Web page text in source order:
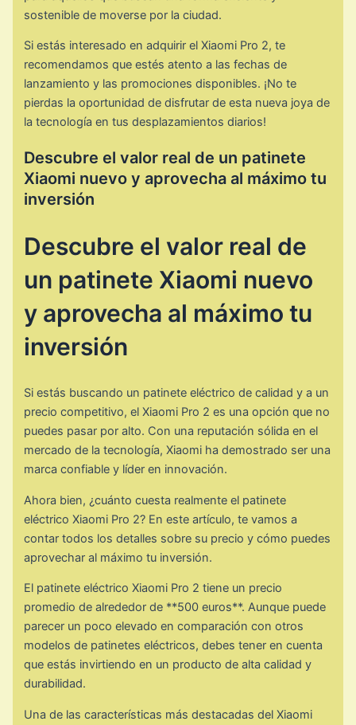
sostenible de moverse por la ciudad.
Si estás interesado en adquirir el Xiaomi Pro 2, te
recomendamos que estés atento a las fechas de
lanzamiento y las promociones disponibles. ¡No te
pierdas la oportunidad de disfrutar de esta nueva joya de
la tecnología en tus desplazamientos diarios!
Descubre el valor real de un patinete
Xiaomi nuevo y aprovecha al máximo tu
inversión
Descubre el valor real de
un patinete Xiaomi nuevo
y aprovecha al máximo tu
inversión
Si estás buscando un patinete eléctrico de calidad y a un
precio competitivo, el Xiaomi Pro 2 es una opción que no
puedes pasar por alto. Con una reputación sólida en el
mercado de la tecnología, Xiaomi ha demostrado ser una
marca confiable y líder en innovación.
Ahora bien, ¿cuánto cuesta realmente el patinete
eléctrico Xiaomi Pro 2? En este artículo, te vamos a
contar todos los detalles sobre su precio y cómo puedes
aprovechar al máximo tu inversión.
El patinete eléctrico Xiaomi Pro 2 tiene un precio
promedio de alrededor de **500 euros**. Aunque puede
parecer un poco elevado en comparación con otros
modelos de patinetes eléctricos, debes tener en cuenta
que estás invirtiendo en un producto de alta calidad y
durabilidad.
Una de las características más destacadas del Xiaomi